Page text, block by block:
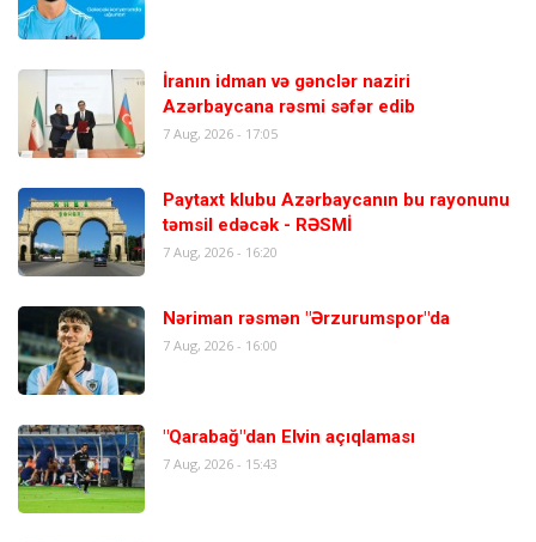
İranın idman və gənclər naziri
Azərbaycana rəsmi səfər edib
7 Aug, 2026 - 17:05
Paytaxt klubu Azərbaycanın bu rayonunu
təmsil edəcək - RƏSMİ
7 Aug, 2026 - 16:20
Nəriman rəsmən "Ərzurumspor"da
7 Aug, 2026 - 16:00
"Qarabağ"dan Elvin açıqlaması
7 Aug, 2026 - 15:43